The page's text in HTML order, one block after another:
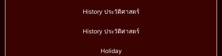
History ประวัติศาสตร์
History ประวัติศาสตร์
Holiday